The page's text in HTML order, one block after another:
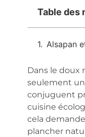
Table des
Alsapan
Dans le doux
seulement
conjuguent
cuisine
cela
plancher